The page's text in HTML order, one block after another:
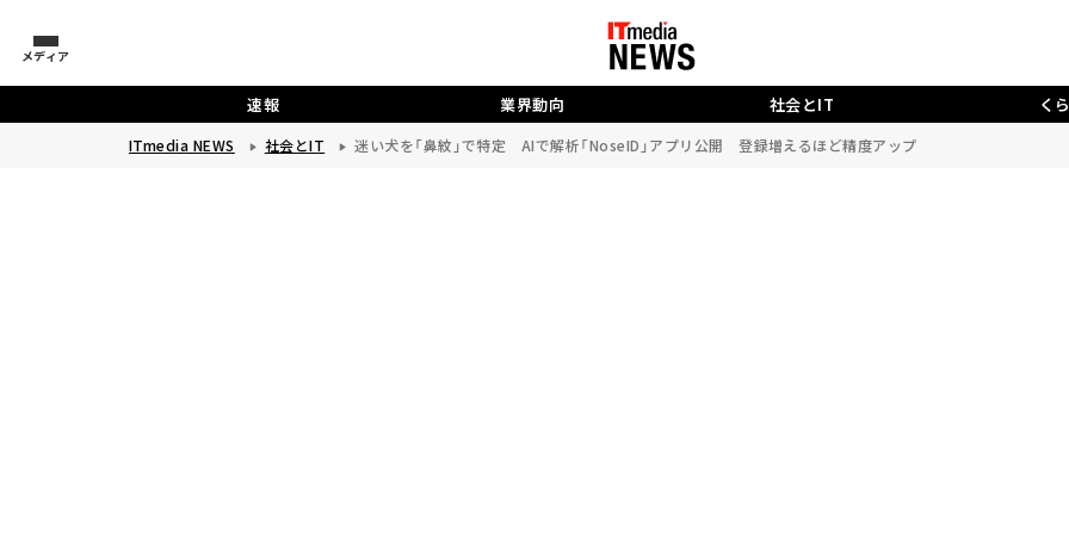
メディア
速報 業界動向 社会とIT く
ITmedia NEWS 社会とIT 迷い犬を「鼻紋」で特定 AIで解析「NoseID」アプリ公開 登録増えるほど精度アップ